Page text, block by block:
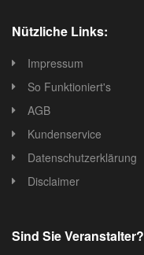
Nützliche Links:
Impressum
So Funktioniert's
AGB
Kundenservice
Datenschutzerklärung
Disclaimer
Sind Sie Veranstalter?